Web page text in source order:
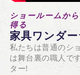
ショールームか
得る
家具ワンダ
私たちは普通のシ
は舞台裏の職人で
ター!